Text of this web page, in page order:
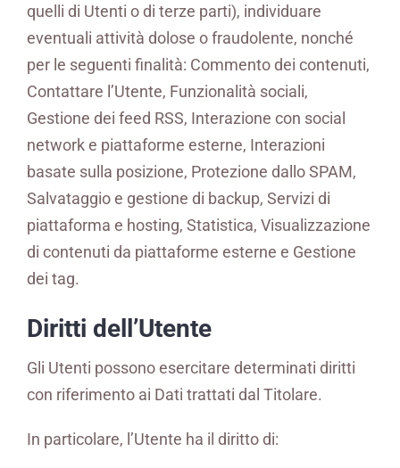
quelli di Utenti o di terze parti), individuare
eventuali attività dolose o fraudolente, nonché
per le seguenti finalità: Commento dei contenuti,
Contattare l’Utente, Funzionalità sociali,
Gestione dei feed RSS, Interazione con social
network e piattaforme esterne, Interazioni
basate sulla posizione, Protezione dallo SPAM,
Salvataggio e gestione di backup, Servizi di
piattaforma e hosting, Statistica, Visualizzazione
di contenuti da piattaforme esterne e Gestione
dei tag.
Diritti dell’Utente
Gli Utenti possono esercitare determinati diritti
con riferimento ai Dati trattati dal Titolare.
In particolare, l’Utente ha il diritto di: